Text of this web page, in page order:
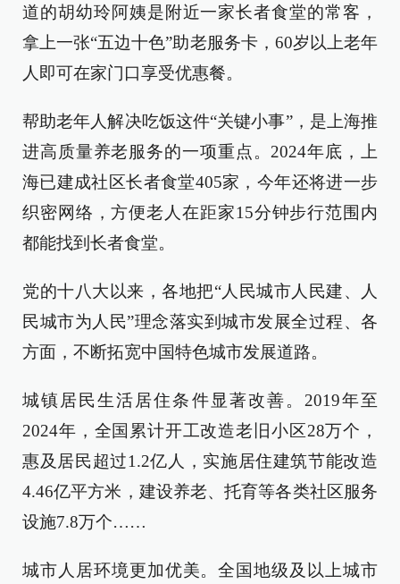
道的胡幼玲阿姨是附近一家长者食堂的常客，
拿上一张“五边十色”助老服务卡，60岁以上老年
人即可在家门口享受优惠餐。
帮助老年人解决吃饭这件“关键小事”，是上海推
进高质量养老服务的一项重点。2024年底，上
海已建成社区长者食堂405家，今年还将进一步
织密网络，方便老人在距家15分钟步行范围内
都能找到长者食堂。
党的十八大以来，各地把“人民城市人民建、人
民城市为人民”理念落实到城市发展全过程、各
方面，不断拓宽中国特色城市发展道路。
城镇居民生活居住条件显著改善。2019年至
2024年，全国累计开工改造老旧小区28万个，
惠及居民超过1.2亿人，实施居住建筑节能改造
4.46亿平方米，建设养老、托育等各类社区服务
设施7.8万个……
城市人居环境更加优美。全国地级及以上城市